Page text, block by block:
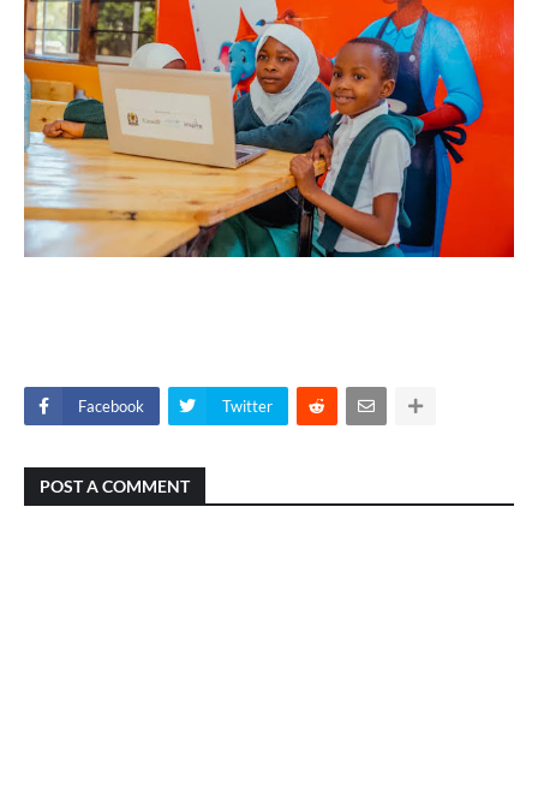
Facebook Twitter
POST A COMMENT